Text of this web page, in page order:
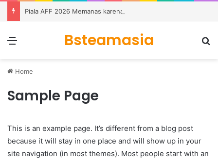
Menu Bsteamasia
Home
Sample Page
This is an example page. It’s different from a blog post
because it will stay in one place and will show up in your
site navigation (in most themes). Most people start with an